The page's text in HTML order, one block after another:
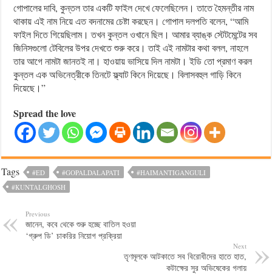
গোপালের দাবি, কুন্তল তার একটি ফাইল দেখে ফেলেছিলেন। তাতে হৈমন্তীর নাম
থাকায় এই নাম নিয়ে এত বদনামের চেষ্টা করছেন। গোপাল দলপতি বলেন, “আমি
ফাইল দিতে গিয়েছিলাম। তখন কুন্তল ওখানে ছিল। আমার ব্যাঙ্ক স্টেটমেন্টের সব
জিনিসগুলো টেবিলের উপর দেখতে শুরু করে। তাই এই নামটার কথা বলল, নাহলে
তার আগে নামটা জানতই না। হাওয়ায় ভাসিয়ে দিল নামটা। ইডি তো প্রমাণ করল
কুন্তল এক অভিনেত্রীকে তিনটে ফ্ল্যাট কিনে দিয়েছে। বিলাসবহুল গাড়ি কিনে
দিয়েছে।”
Spread the love
Tags #ED #GOPALDALAPATI
#HAIMANTIGANGULI
#KUNTALGHOSH
Previous
জানেন, কবে থেকে শুরু হচ্ছে বাতিল হওয়া
‘গ্রুপ ডি’ চাকরির নিয়োগ প্রক্রিয়া
Next
তৃণমূলকে আটকাতে সব বিরোধীদের হাতে হাত,
কটাক্ষের সুর অভিষেকের গলায়